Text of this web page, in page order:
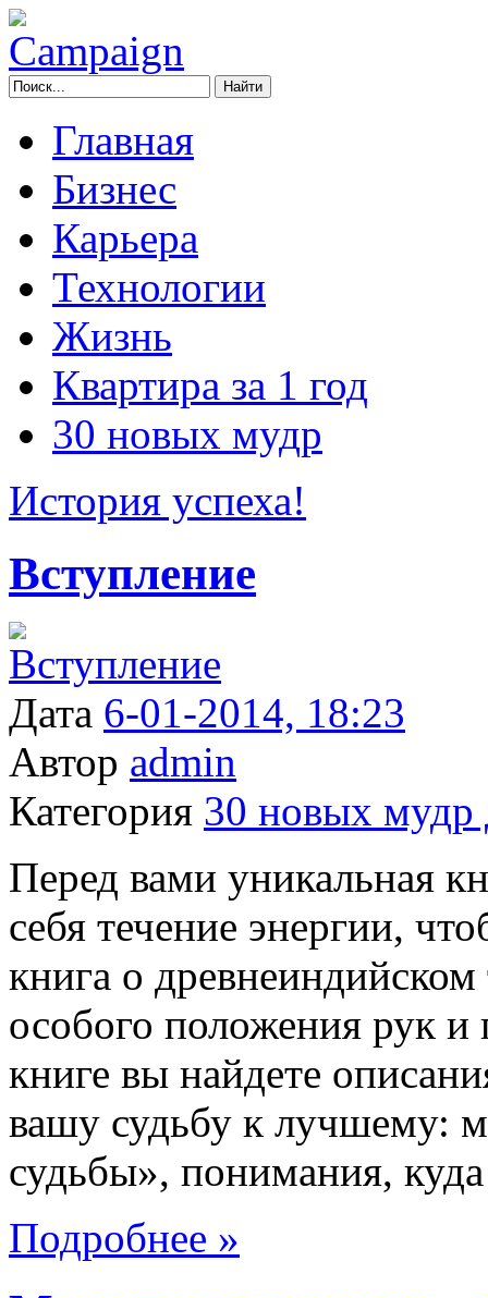
Главная
Бизнес
Карьера
Технологии
Жизнь
Квартира за 1 год
30 новых мудр
История успеха!
Вступление
Дата 6-01-2014, 18:23
Автор admin
Категория 30 новых мудр
Перед вами уникальная
себя течение энергии,
книга о
особого положения рук
книге вы найдете
вашу судьбу к лучшему:
судьбы», понимания,
Подробнее »